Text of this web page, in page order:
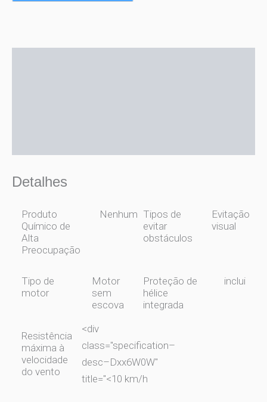
Detalhes
Produto
Químico de
Alta
Preocupação
Nenhum Tipos de
evitar
obstáculos
Evitação
visual
Tipo de
motor
Motor
sem
escova
Proteção de
hélice
integrada
inclui
Resistência
máxima à
velocidade
do vento
<div
class="specification–
desc–Dxx6W0W"
title="<10 km/h